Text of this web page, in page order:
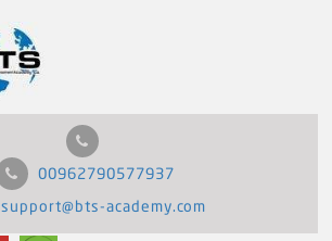
00962790577937
support@bts-academy.com